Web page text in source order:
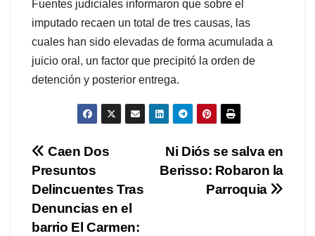
Fuentes judiciales informaron que sobre el
imputado recaen un total de tres causas, las
cuales han sido elevadas de forma acumulada a
juicio oral, un factor que precipitó la orden de
detención y posterior entrega.
Navegación
de
entradas
Ni Diós se salva en
Berisso: Robaron la
Parroquia
Caen Dos
Presuntos
Delincuentes Tras
Denuncias en el
barrio El Carmen: